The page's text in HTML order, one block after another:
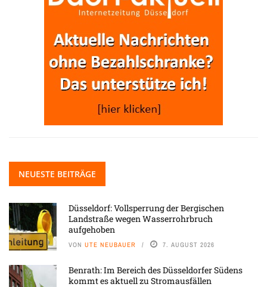
NEUESTE BEITRÄGE
Düsseldorf: Vollsperrung der Bergischen
Landstraße wegen Wasserrohrbruch
aufgehoben
VON UTE NEUBAUER 7. AUGUST 2026
Benrath: Im Bereich des Düsseldorfer Südens
kommt es aktuell zu Stromausfällen